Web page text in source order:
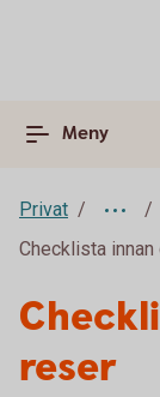
Meny
Privat
Checklista
reser